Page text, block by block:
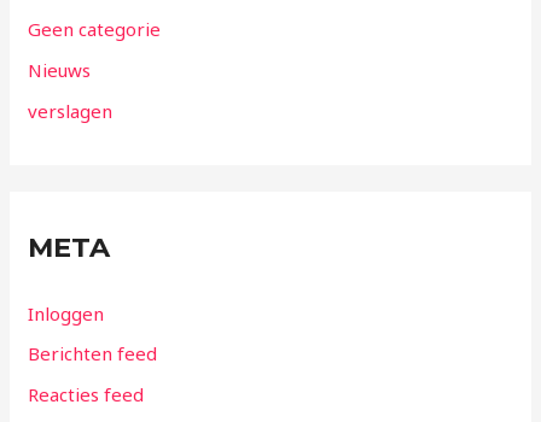
Geen categorie
Nieuws
verslagen
META
Inloggen
Berichten feed
Reacties feed